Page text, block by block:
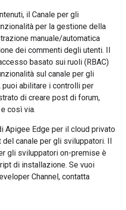
il Canale per gli
per la gestione della
manuale/automatica
dei commenti degli utenti. Il
basato sui ruoli (RBAC)
sul canale per gli
abilitare i controlli per
di creare post di forum,
così via.
Apigee Edge per il cloud privato
canale per gli sviluppatori. Il
gli sviluppatori on-premise è
di installazione. Se vuoi
Channel, contatta